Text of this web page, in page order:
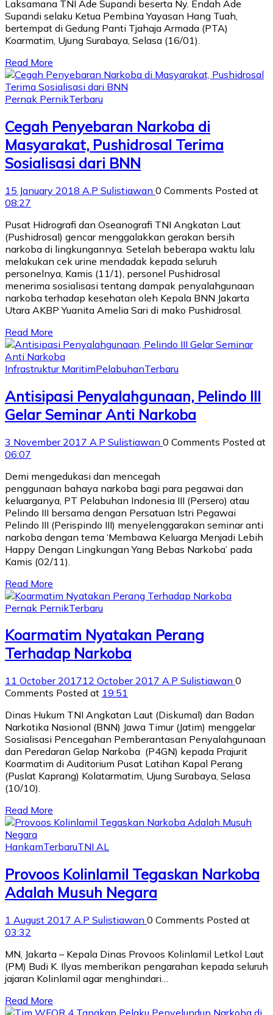
Laksamana TNI Ade Supandi beserta Ny. Endah Ade
Supandi selaku Ketua Pembina Yayasan Hang Tuah,
bertempat di Gedung Panti Tjahaja Armada (PTA)
Koarmatim, Ujung Surabaya, Selasa (16/01).
Read More
Pernak PernikTerbaru
Cegah Penyebaran Narkoba di
Masyarakat, Pushidrosal Terima
Sosialisasi dari BNN
15 January 2018 A.P Sulistiawan 0 Comments Posted at
08:27
Pusat Hidrografi dan Oseanografi TNI Angkatan Laut
(Pushidrosal) gencar menggalakkan gerakan bersih
narkoba di lingkungannya. Setelah beberapa waktu lalu
melakukan cek urine mendadak kepada seluruh
personelnya, Kamis (11/1), personel Pushidrosal
menerima sosialisasi tentang dampak penyalahgunaan
narkoba terhadap kesehatan oleh Kepala BNN Jakarta
Utara AKBP Yuanita Amelia Sari di mako Pushidrosal.
Read More
Infrastruktur MaritimPelabuhanTerbaru
Antisipasi Penyalahgunaan, Pelindo III
Gelar Seminar Anti Narkoba
3 November 2017 A.P Sulistiawan 0 Comments Posted at
06:07
Demi mengedukasi dan mencegah
penggunaan bahaya narkoba bagi para pegawai dan
keluarganya, PT Pelabuhan Indonesia III (Persero) atau
Pelindo III bersama dengan Persatuan Istri Pegawai
Pelindo III (Perispindo III) menyelenggarakan seminar anti
narkoba dengan tema ‘Membawa Keluarga Menjadi Lebih
Happy Dengan Lingkungan Yang Bebas Narkoba’ pada
Kamis (02/11).
Read More
Pernak PernikTerbaru
Koarmatim Nyatakan Perang
Terhadap Narkoba
11 October 201712 October 2017 A.P Sulistiawan 0
Comments Posted at 19:51
Dinas Hukum TNI Angkatan Laut (Diskumal) dan Badan
Narkotika Nasional (BNN) Jawa Timur (Jatim) menggelar
Sosialisasi Pencegahan Pemberantasan Penyalahgunaan
dan Peredaran Gelap Narkoba (P4GN) kepada Prajurit
Koarmatim di Auditorium Pusat Latihan Kapal Perang
(Puslat Kaprang) Kolatarmatim, Ujung Surabaya, Selasa
(10/10).
Read More
HankamTerbaruTNI AL
Provoos Kolinlamil Tegaskan Narkoba
Adalah Musuh Negara
1 August 2017 A.P Sulistiawan 0 Comments Posted at
03:32
MN, Jakarta – Kepala Dinas Provoos Kolinlamil Letkol Laut
(PM) Budi K. Ilyas memberikan pengarahan kepada seluruh
jajaran Kolinlamil agar menghindari…
Read More